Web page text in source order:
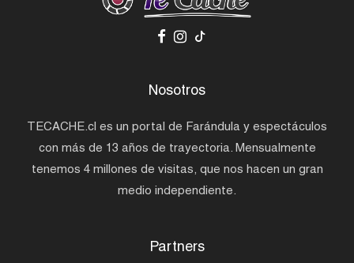
Nosotros
TECACHE.cl es un portal de Farándula y espectáculos
con más de 13 años de trayectoria. Mensualmente
tenemos 4 millones de visitas, que nos hacen un gran
medio independiente.
Partners